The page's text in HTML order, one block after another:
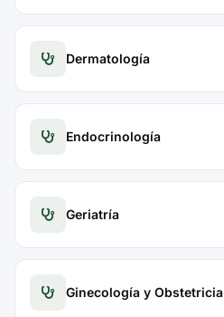
Dermatología
Endocrinología
Geriatría
Ginecología y Obstetricia